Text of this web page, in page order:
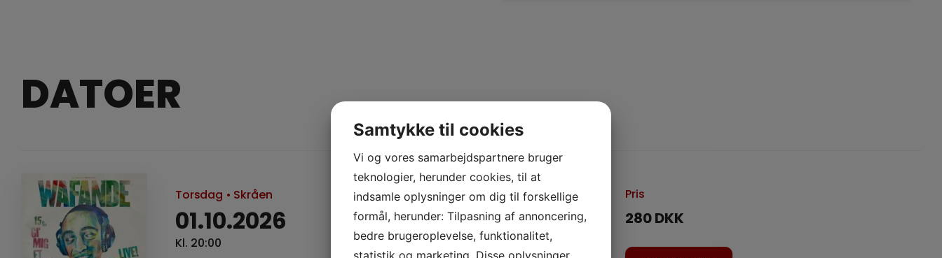
DATOER
Torsdag • Skråen
01.10.2026
Kl. 20:00
Type
Ståplads
Pris
280 DKK
Dørene åbner
Samtykke til cookies
Vi og vores samarbejdspartnere bruger
teknologier, herunder cookies, til at
indsamle oplysninger om dig til forskellige
formål, herunder: Tilpasning af annoncering,
bedre brugeroplevelse, funktionalitet,
statistik og marketing. Disse oplysninger